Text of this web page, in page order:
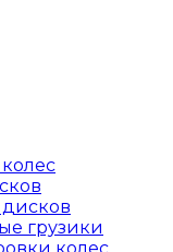
грузики